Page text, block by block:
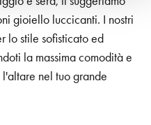
gioiello luccicanti. I nostri
lo stile sofisticato ed
la massima comodità e
nel tuo grande